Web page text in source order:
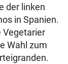
der linken
in Spanien.
Vegetarier
Wahl zum